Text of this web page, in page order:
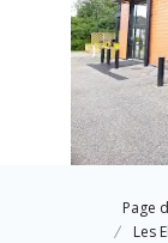
Page
Les